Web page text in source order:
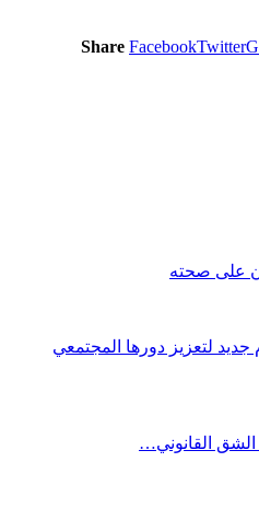
Share FacebookTwitter
على صحته
جديد لتعزيز دورها المجتمعي
القانوني…